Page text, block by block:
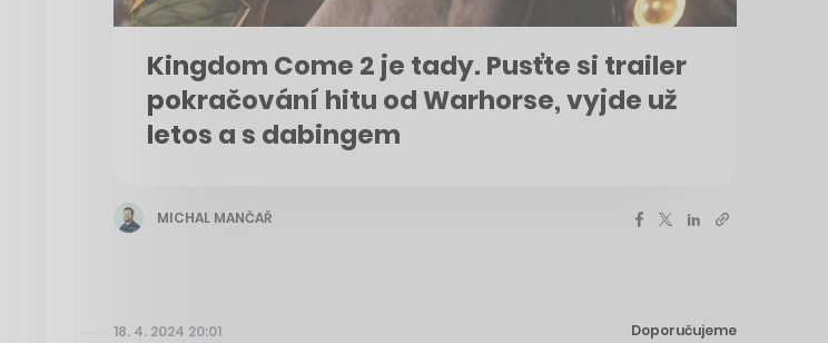
Kingdom Come 2 je tady. Pusťte si trailer
pokračování hitu od Warhorse, vyjde už
letos a s dabingem
MICHAL MANČAŘ
18. 4. 2024 20:01 Doporučujeme